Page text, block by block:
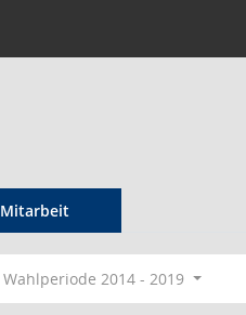
Mitarbeit
Wahlperiode 2014 - 2019